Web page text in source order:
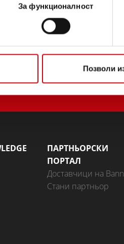
За функционалност
Позволи
ПАРТНЬОРСКИ
ПОРТАЛ
Доставчици на
Стани партньор